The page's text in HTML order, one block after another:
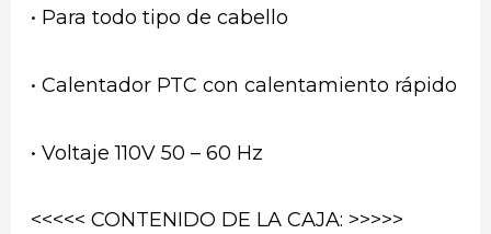
• Para todo tipo de cabello
• Calentador PTC con calentamiento rápido
• Voltaje 110V 50 – 60 Hz
<<<<< CONTENIDO DE LA CAJA: >>>>>